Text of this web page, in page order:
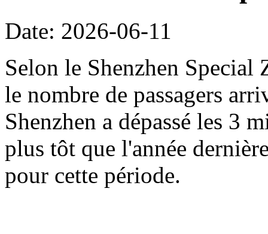
Date: 2026-06-11
Selon le Shenzhen
le nombre de passagers
Shenzhen a dépassé les 3
plus tôt que l'année
pour cette période.